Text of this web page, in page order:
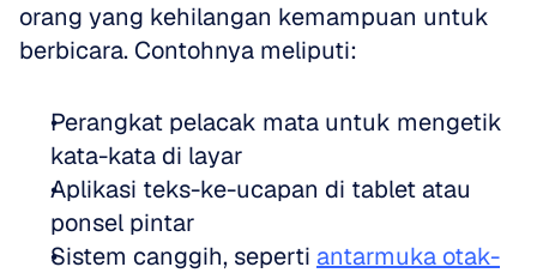
orang yang kehilangan kemampuan untuk
berbicara. Contohnya meliputi:
Perangkat pelacak mata untuk mengetik
kata-kata di layar
Aplikasi teks-ke-ucapan di tablet atau
ponsel pintar
Sistem canggih, seperti antarmuka otak-